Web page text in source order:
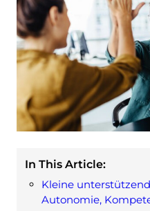
In This Article:
Kleine
Autonomie,